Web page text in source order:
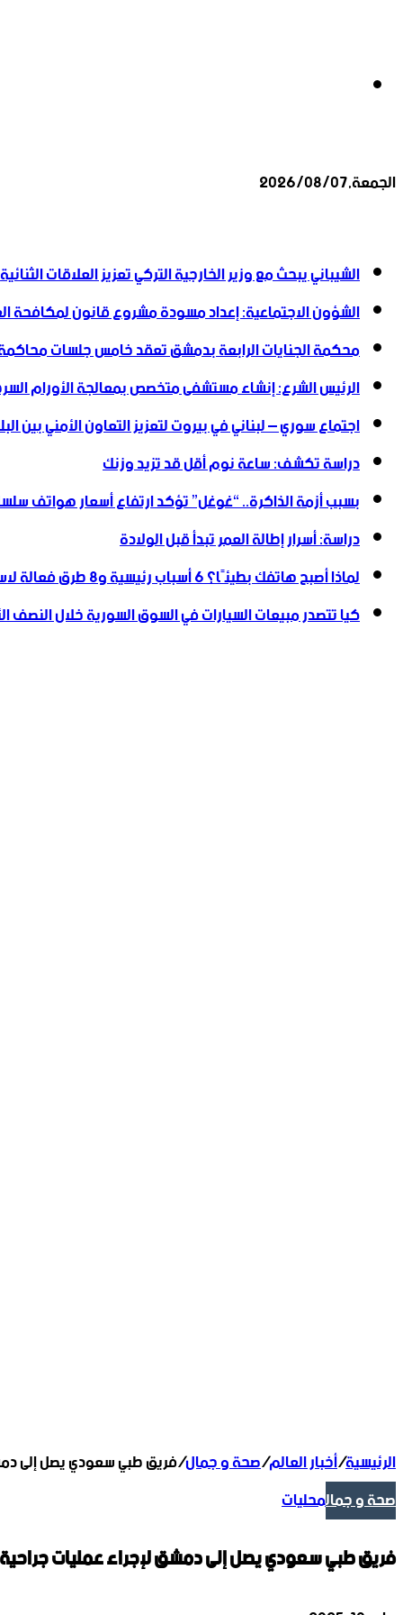
الجمعة,2026/08/07
الشيباني يبحث مع وزير الخارجية التركي تعزيز العلاقات الثنائية
الشؤون الاجتماعية: إعداد مسودة مشروع قانون لمكافحة
محكمة الجنايات الرابعة بدمشق تعقد خامس جلسات
الرئيس الشرع: إنشاء ‌‏مستشفى متخصص بمعالجة الأورام
اجتماع سوري – لبناني في بيروت لتعزيز التعاون ‏الأمني ‏بين
دراسة تكشف: ساعة نوم أقل قد تزيد وزنك
بسبب أزمة الذاكرة.. “غوغل” تؤكد ارتفاع أسعار هواتف
دراسة: أسرار إطالة العمر تبدأ قبل الولادة
لماذا أصبح هاتفك بطيئًا؟ 6 أسباب رئيسية و8 طرق فعالة لاستعادة سرعته
كيا تتصدر مبيعات السيارات في السوق السورية خلال النصف
الرئيسية/أخبار العالم/صحة و جمال/فريق طبي سعودي يصل إلى
صحة و جمالمحليات
فريق طبي سعودي يصل إلى دمشق لإجراء عمليات